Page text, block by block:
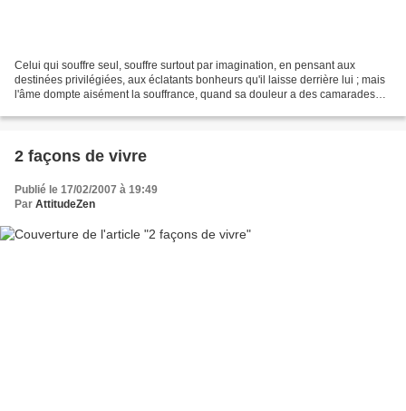
Celui qui souffre seul, souffre surtout par imagination, en pensant aux
destinées privilégiées, aux éclatants bonheurs qu'il laisse derrière lui ; mais
l'âme dompte aisément la souffrance, quand sa douleur a des camarades
2 façons de vivre
Publié le 17/02/2007 à 19:49
Par AttitudeZen